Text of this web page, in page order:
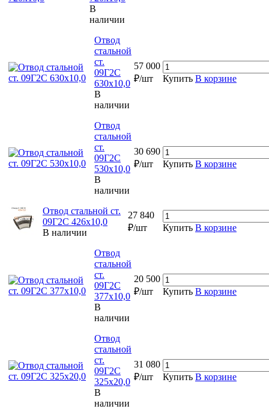
В
наличии
Отвод
стальной
ст.
09Г2С
630х10,0
В
наличии
57 000
₽/шт
Купить В корзине
Отвод
стальной
ст.
09Г2С
530х10,0
В
наличии
30 690
₽/шт
Купить В корзине
Отвод стальной ст.
09Г2С 426х10,0
В наличии
27 840
₽/шт
Купить В корзине
Отвод
стальной
ст.
09Г2С
377х10,0
В
наличии
20 500
₽/шт
Купить В корзине
Отвод
стальной
ст.
09Г2С
325х20,0
В
наличии
31 080
₽/шт
Купить В корзине